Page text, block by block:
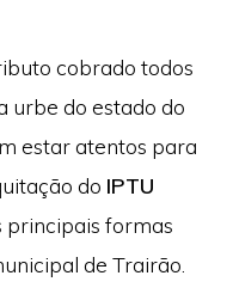
cobrado todos
urbe do estado do
estar atentos para
do IPTU
principais formas
de Trairão.